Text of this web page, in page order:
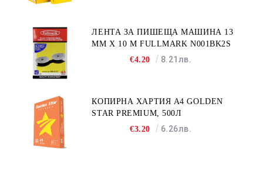
ЛЕНТА ЗА ПИШЕЩА МАШИНА 13
MM X 10 M FULLMARK N001BK2S
€4.20
8.21лв.
КОПИРНА ХАРТИЯ A4 GOLDEN
STAR PREMIUM, 500Л
€3.20
6.26лв.